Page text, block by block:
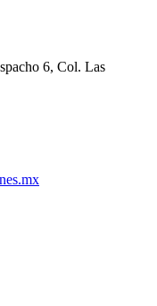
6, Col. Las